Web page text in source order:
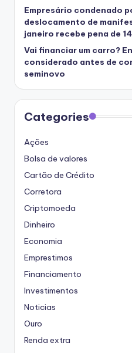
Empresário condenado
deslocamento de
janeiro recebe pena de
Vai financiar um carro?
considerado antes de
seminovo
Categories
Ações
Bolsa de valores
Cartão de Crédito
Corretora
Criptomoeda
Dinheiro
Economia
Emprestimos
Financiamento
Investimentos
Noticias
Ouro
Renda extra